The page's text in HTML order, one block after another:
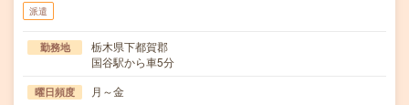
派遣
勤務地
栃木県下都賀郡
国谷駅から車5分
曜日頻度 月～金